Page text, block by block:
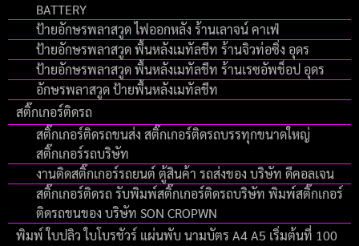
BATTERY
ป้ายอักษรพลาสวูด ไฟออกหลัง ร้านเลาจน์ คาเฟ่
ป้ายอักษรพลาสวูด พื้นหลังเมทัลชีท ร้านจิวท่อซิ่ง อุดร
ป้ายอักษรพลาสวูด พื้นหลังเมทัลชีท ร้านเรซอัพช็อป อุดร
อักษรพลาสวูด ป้ายพื้นหลังเมทัลชีท
สติ๊กเกอร์ติดรถ
สติ๊กเกอร์ติดรถขนส่ง สติ๊กเกอร์ติดรถบรรทุกขนาดใหญ่
สติ๊กเกอร์รถบริษัท
งานติดสติ๊กเกอร์รถยนต์ ตู้สินค้า รถส่งของ บริษัท ดีคอลเจน
สติ๊กเกอร์ติดรถ รับพิมพ์สติ๊กเกอร์ติดรถบริษัท พิมพ์สติ๊กเกอร์
ติดรถขนของ บริษัท SON CROPWN
พิมพ์ ใบปลิว ใบโบรชัวร์ แผ่นพับ นามบัตร A4 A5 เริ่มต้นที่ 100